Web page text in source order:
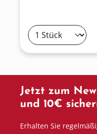
Jetzt zum
und 10€
Erhalten Sie